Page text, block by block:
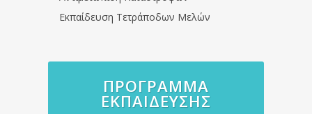
Εκπαίδευση Τετράποδων Μελών
ΠΡΌΓΡΑΜΜΑ
ΕΚΠΑΊΔΕΥΣΗΣ